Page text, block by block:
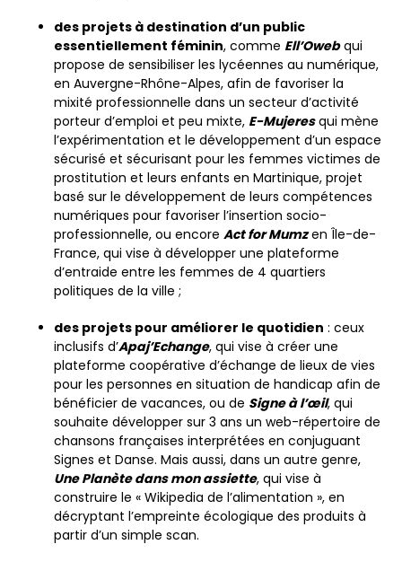
des projets à destination d’un public
essentiellement féminin, comme Ell’Owebqui
propose de sensibiliser les lycéennes au numérique,
en Auvergne-Rhône-Alpes, afin de favoriser la
mixité professionnelle dans un secteur d’activité
porteur d’emploi et peu mixte, E-Mujeresqui mène
l’expérimentation et le développement d’un espace
sécurisé et sécurisant pour les femmes victimes de
prostitution et leurs enfants en Martinique, projet
basé sur le développement de leurs compétences
numériques pour favoriser l’insertion socio-
professionnelle, ou encore Act for Mumzen Île-de-
France, qui vise à développer une plateforme
d’entraide entre les femmes de 4 quartiers
politiques de la ville ;
des projets pour améliorer le quotidien : ceux
inclusifs d’Apaj’Echange, qui vise à créer une
plateforme coopérative d’échange de lieux de vies
pour les personnes en situation de handicap afin de
bénéficier de vacances, ou de Signe à l’œil, qui
souhaite développer sur 3 ans un web-répertoire de
chansons françaises interprétées en conjuguant
Signes et Danse. Mais aussi, dans un autre genre,
Une Planète dans mon assiette, qui vise à
construire le « Wikipedia de l’alimentation », en
décryptant l’empreinte écologique des produits à
partir d’un simple scan.